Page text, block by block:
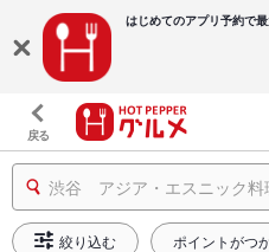
はじめてのアプリ予約で
戻る
渋谷 アジア・エスニック料
絞り込む ポイントがつ